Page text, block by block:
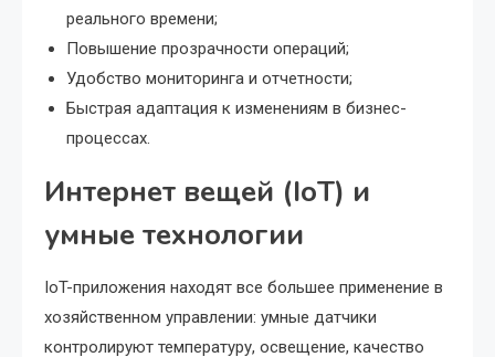
реального времени;
Повышение прозрачности операций;
Удобство мониторинга и отчетности;
Быстрая адаптация к изменениям в бизнес-
процессах.
Интернет вещей (IoT) и
умные технологии
IoT-приложения находят все большее применение в
хозяйственном управлении: умные датчики
контролируют температуру, освещение, качество